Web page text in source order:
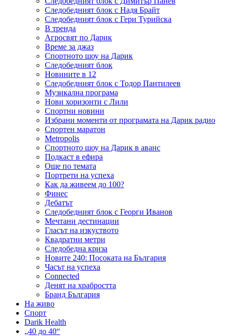
Следобедният блок с Надя Брайт
Следобедният блок с Гери Турийска
В тренда
Агросвят по Дарик
Време за джаз
Спортното шоу на Дарик
Следобедният блок
Новините в 12
Следобедният блок с Тодор Пантилеев
Музикална програма
Нови хоризонти с Лили
Спортни новини
Избрани моменти от програмата на Дарик радио
Спортен маратон
Metropolis
Спортното шоу на Дарик в аванс
Подкаст в ефира
Още по темата
Портрети на успеха
Как да живеем до 100?
Финес
Дебатът
Следобедният блок с Георги Иванов
Мечтани дестинации
Гласът на изкуството
Квадратни метри
Следобедна криза
Новите 240: Посоката на България
Часът на успеха
Connected
Денят на храбростта
Бранд България
На живо
Спорт
Darik Health
„40 до 40“